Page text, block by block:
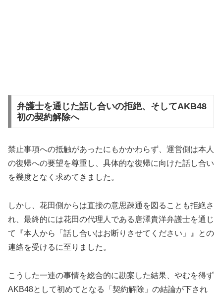
弁護士を通じた話し合いの拒絶、そしてAKB48
初の契約解除へ
禁止事項への抵触があったにもかかわらず、運営側は本人
の復帰への要望を尊重し、具体的な復帰に向けた話し合い
を幾度となく求めてきました。
しかし、花田側からは直接の意思疎通を図ることも拒絶さ
れ、最終的には花田の代理人である唐澤貴洋弁護士を通じ
て『本人から「話し合いはお断りさせてください」』との
連絡を受けるに至りました。
こうした一連の事情を総合的に勘案した結果、やむを得ず
AKB48として初めてとなる「契約解除」の結論が下され